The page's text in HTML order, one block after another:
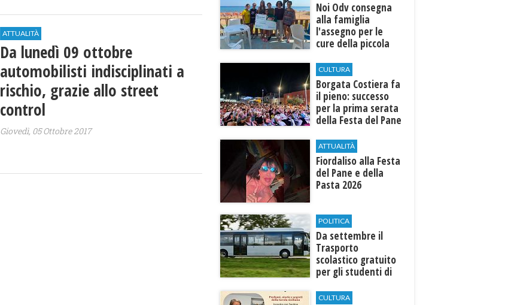
ATTUALITÀ
Da lunedì 09 ottobre
automobilisti indisciplinati a
rischio, grazie allo street
control
Giovedì, 05 Ottobre 2017
Noi Odv consegna
alla famiglia
l'assegno per le
cure della piccola
CULTURA
​Borgata Costiera fa
il pieno: successo
per la prima serata
della Festa del Pane
ATTUALITÀ
Fiordaliso alla Festa
del Pane e della
Pasta 2026
POLITICA
Da settembre il
Trasporto
scolastico gratuito
per gli studenti di
CULTURA